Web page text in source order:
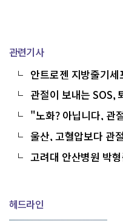
관련기사
안트로젠 지방줄기
절염 치료 대중화 시
관절이 보내는 SOS,
"노화? 아닙니다, 관
울산, 고혈압보다 관
파 본격화”
고려대 안산병원 박
헤드라인